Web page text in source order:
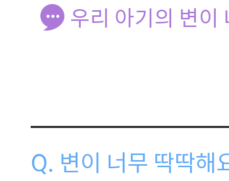
우리 아기의 변이
Q. 변이 너무 딱딱해